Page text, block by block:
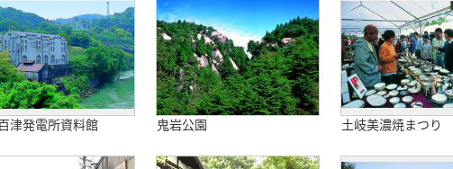
津発電所資料館 鬼岩公園 土岐美濃焼まつり